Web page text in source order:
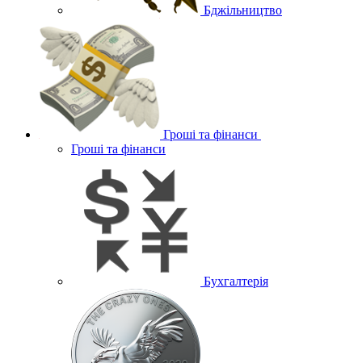
Бджільництво
Гроші та фінанси
Гроші та фінанси
Бухгалтерія